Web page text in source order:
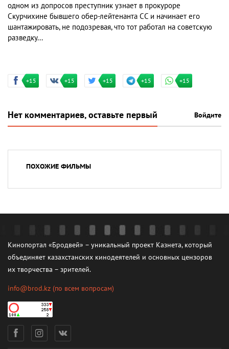
одном из допросов преступник узнает в прокуроре
Скурчихине бывшего обер-лейтенанта СС и начинает его
шантажировать, не подозревая, что тот работал на советскую
разведку...
+15 +15 +15 +15 +15
Нет комментариев, оставьте первый Войдите
ПОХОЖИЕ ФИЛЬМЫ
Кинопортал «Бродвей» – уникальный проект Казнета, который
объединяет казахстанских кинодеятелей и основных цензоров
их творчества – зрителей.
info@brod.kz (по всем вопросам)